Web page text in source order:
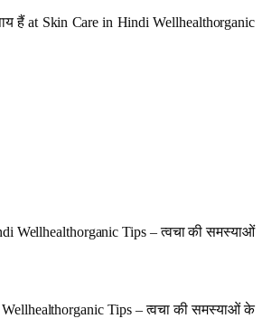
at Skin Care in Hindi Wellhealthorganic
Wellhealthorganic Tips – त्वचा की समस्याओं
Tips – त्वचा की समस्याओं के